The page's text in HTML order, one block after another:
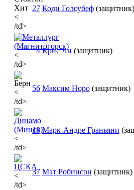
<
/td>
27 Коди Голоубеф (защитник)
<
/td>
4 Крис Ли (защитник)
<
/td>
56 Максим Норо (защитник)
<
/td>
18 Марк-Андре Граньяни
<
/td>
37 Мэт Робинсон (защитник)